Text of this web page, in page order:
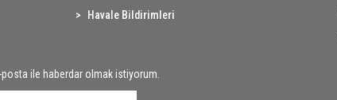
Havale Bildirimleri
ile haberdar olmak istiyorum.